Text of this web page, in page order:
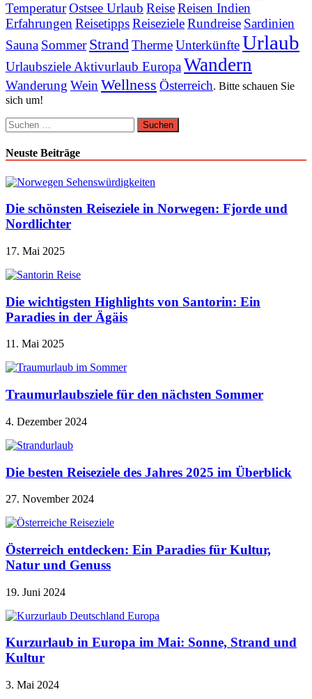
TemperaturOstsee Urlaub ReiseReisen Indien
Erfahrungen ReisetippsReisezieleRundreise Sardinien
Sauna Sommer StrandThermeUnterkünfteUrlaub
Urlaubsziele Aktivurlaub EuropaWandern
Wanderung Wein Wellness Österreich. Bitte schauen Sie
sich um!
Suchen
nach:
Neuste Beiträge
Die schönsten Reiseziele in Norwegen: Fjorde und
Nordlichter
17. Mai 2025
Die wichtigsten Highlights von Santorin: Ein
Paradies in der Ägäis
11. Mai 2025
Traumurlaubsziele für den nächsten Sommer
4. Dezember 2024
Die besten Reiseziele des Jahres 2025 im Überblick
27. November 2024
Österreich entdecken: Ein Paradies für Kultur,
Natur und Genuss
19. Juni 2024
Kurzurlaub in Europa im Mai: Sonne, Strand und
Kultur
3. Mai 2024